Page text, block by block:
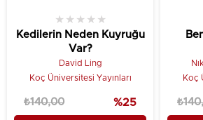
Kedilerin Neden Kuyruğu
Var?
★ ★ ★ ★ ★
David Ling
Koç Üniversitesi Yayınları
₺140,00 %25
Koç